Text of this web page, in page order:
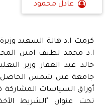
عادل محمود
كرمت ا.د هالة السعيد
ا.د محمد لطيف امين
خالد عبد الغفار وزير
جامعة عين شمس الحاصل
أوراق السياسات المشاركة
تحت عنوان "الشريط